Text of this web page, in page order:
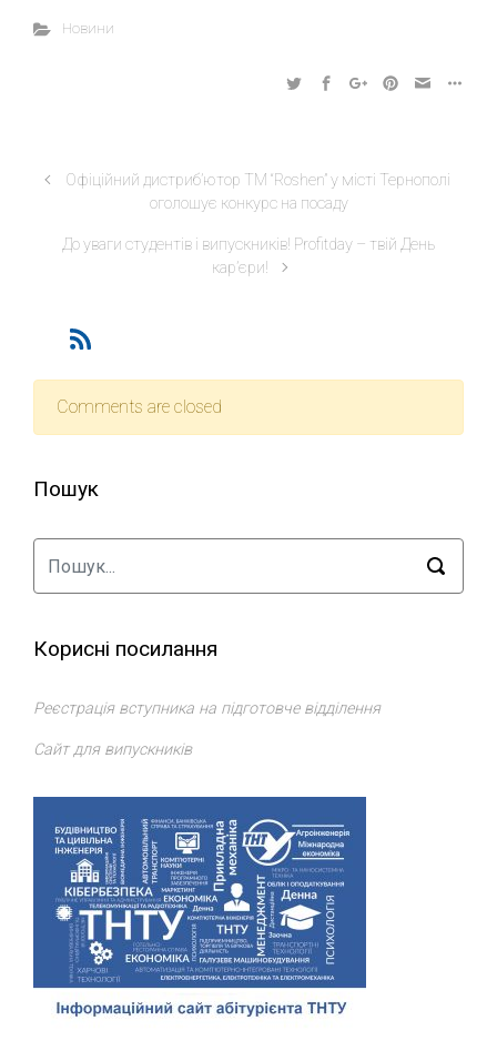
Новини
Офіційний дистриб’ютор ТМ “Roshen” у місті Тернополі
оголошує конкурс на посаду
До уваги студентів і випускників! Profitday – твій День
кар’єри!
Comments are closed
Пошук
Корисні посилання
Реєстрація вступника на підготовче відділення
Сайт для випускників